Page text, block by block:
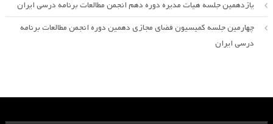
یازدهمین جلسه هیات مدیره دوره دهم انجمن مطالعات برنامه درسی ایران
چهارمین جلسه کمیسیون فضای مجازی دهمین دوره انجمن مطالعات برنامه
درسی ایران